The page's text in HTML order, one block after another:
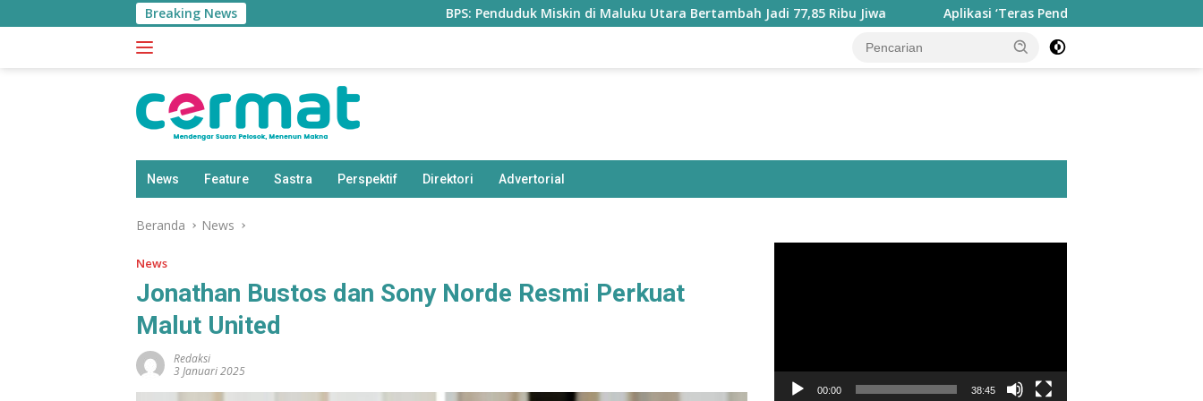
ke
Breaking News BPS: Penduduk Miskin di Maluku Utara Bertambah Jadi 77,85 Ribu Jiwa Aplikasi ‘Teras Pendidikan’ Disiapkan untuk Pantau
News Feature Sastra Perspektif Direktori Advertorial
Beranda News
News
Jonathan Bustos dan Sony Norde Resmi Perkuat
Malut United
Redaksi
3 Januari 2025
00:00 38:45